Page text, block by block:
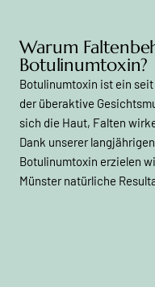
Warum
Botulinumtoxin?
Botulinumtoxin ist ein
der überaktive
sich die Haut, Falten
Dank unserer
Botulinumtoxin erzielen
Münster natürliche